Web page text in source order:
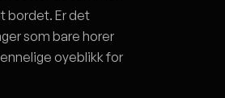
bordet. Er det
som bare horer
oyeblikk for